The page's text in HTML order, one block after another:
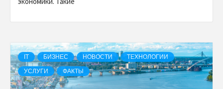
IT БИЗНЕС НОВОСТИ ТЕХНОЛОГИИ
УСЛУГИ ФАКТЫ